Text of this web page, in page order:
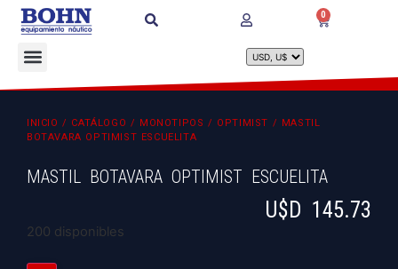
0
INICIO / CATÁLOGO / MONOTIPOS / OPTIMIST / MASTIL
BOTAVARA OPTIMIST ESCUELITA
MASTIL BOTAVARA OPTIMIST ESCUELITA
U$D 145.73
200 disponibles